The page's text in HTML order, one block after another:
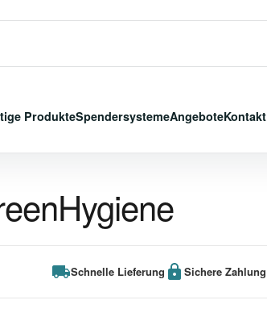
ProdukteSpendersystemeAngeboteKontakt
Schnelle Lieferung Sichere Zahlung